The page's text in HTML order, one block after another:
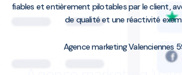
fiables et entièrement pilotables par le client,
de qualité et une réactivité
Agence marketing Valenciennes